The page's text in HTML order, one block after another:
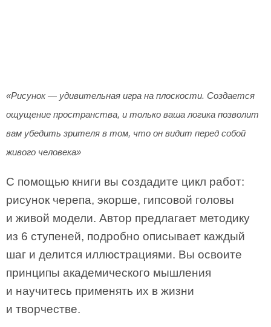
«Рисунок — удивительная игра на плоскости. Создается
ощущение пространства, и только ваша логика позволит
вам убедить зрителя в том, что он видит перед собой
живого человека»
С помощью книги вы создадите цикл работ:
рисунок черепа, экорше, гипсовой головы
и живой модели. Автор предлагает методику
из 6 ступеней, подробно описывает каждый
шаг и делится иллюстрациями. Вы освоите
принципы академического мышления
и научитесь применять их в жизни
и творчестве.